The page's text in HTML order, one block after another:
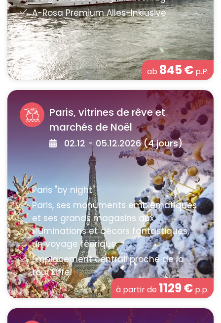
ab 845€ p.P.
Paris, vitrines de rêve et
marchés de Noël
02.12 - 05.12.2026 (4 jours)
à partir de 1129€ p.p.